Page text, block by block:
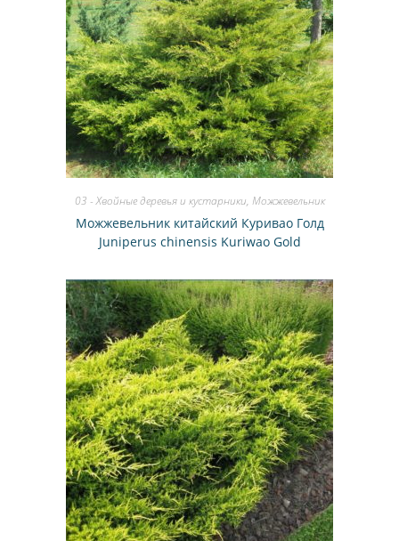
03 - Хвойные деревья и кустарники, Можжевельник
Можжевельник китайский Куривао Голд
Juniperus chinensis Kuriwao Gold